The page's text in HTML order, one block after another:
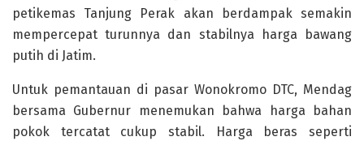
petikemas Tanjung Perak akan berdampak semakin
mempercepat turunnya dan stabilnya harga bawang
putih di Jatim.
Untuk pemantauan di pasar Wonokromo DTC, Mendag
bersama Gubernur menemukan bahwa harga bahan
pokok tercatat cukup stabil. Harga beras seperti